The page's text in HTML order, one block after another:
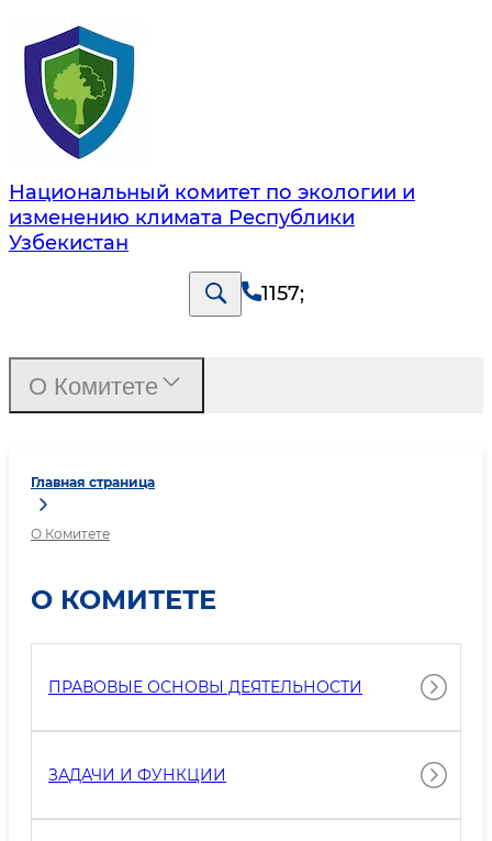
Национальный комитет по экологии и
изменению климата Республики
Узбекистан
1157;
Главная страница
О Комитете
О КОМИТЕТЕ
ПРАВОВЫЕ ОСНОВЫ ДЕЯТЕЛЬНОСТИ
ЗАДАЧИ И ФУНКЦИИ
О Комитете